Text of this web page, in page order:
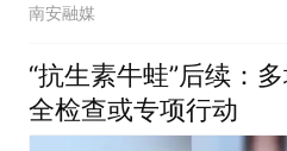
南安融媒
“抗生素牛蛙”后续：
全检查或专项行动